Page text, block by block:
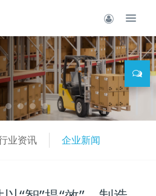
业资讯 企业新闻